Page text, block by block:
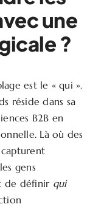
une
?
est le « qui ».
réside dans sa
B2B en
Là où des
gens
de définir qui